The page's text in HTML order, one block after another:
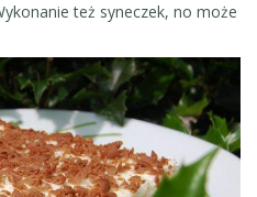
też syneczek, no może